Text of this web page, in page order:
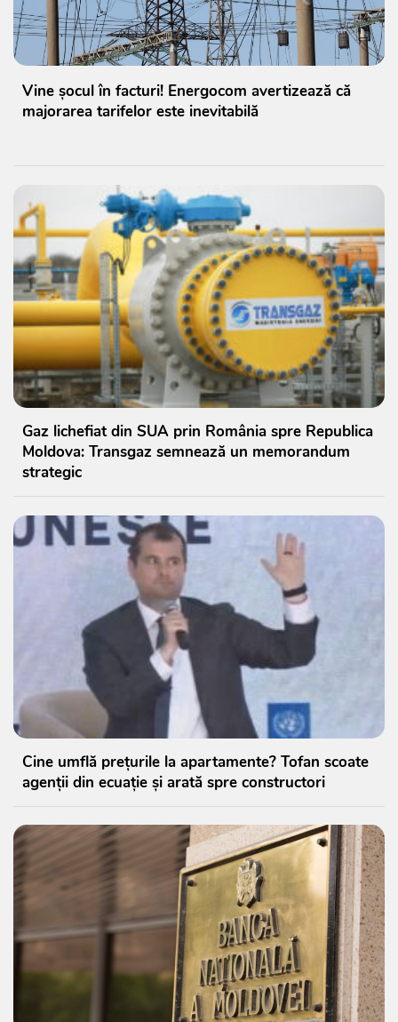
Vine șocul în facturi! Energocom avertizează că
majorarea tarifelor este inevitabilă
Gaz lichefiat din SUA prin România spre Republica
Moldova: Transgaz semnează un memorandum
strategic
Cine umflă prețurile la apartamente? Tofan scoate
agenții din ecuație și arată spre constructori